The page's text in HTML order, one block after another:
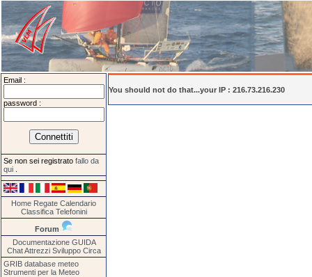
Email :
password :
Se non sei registrato fallo da
qui
Home Regate Calendario
Classifica Telefonini
Forum
Documentazione GUIDA
Chat Attrezzi Sviluppo Circa
GRIB database meteo
Strumenti per la Meteo
You should not do that...your IP : 216.73.216.230